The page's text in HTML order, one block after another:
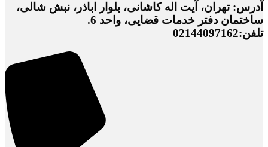
آدرس: تهران، آیت اله کاشانی، بلوار اباذر، نبش شالی،
ساختمان دفتر خدمات قضایی، واحد 6.
تلفن:02144097162